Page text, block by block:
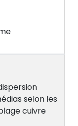
selon les
cuivre